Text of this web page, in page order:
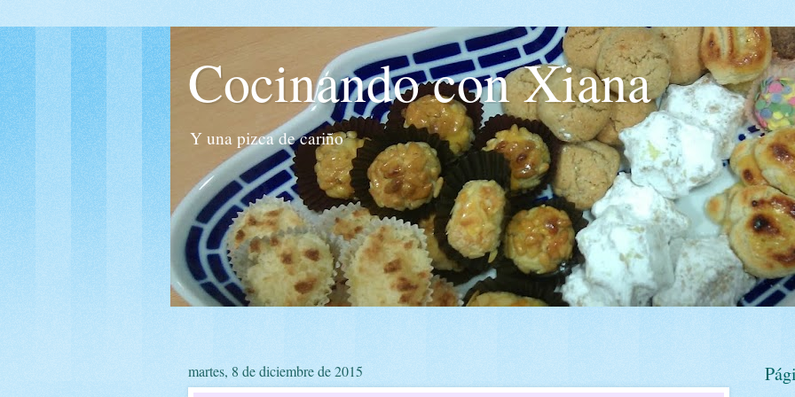
Cocinando con Xiana
Y una pizca de cariño
martes, 8 de diciembre de 2015